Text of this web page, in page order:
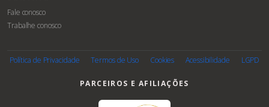
Fale conosco
Trabalhe conosco
Política de Privacidade Termos de Uso Cookies Acessibilidade LGPD
PARCEIROS E AFILIAÇÕES